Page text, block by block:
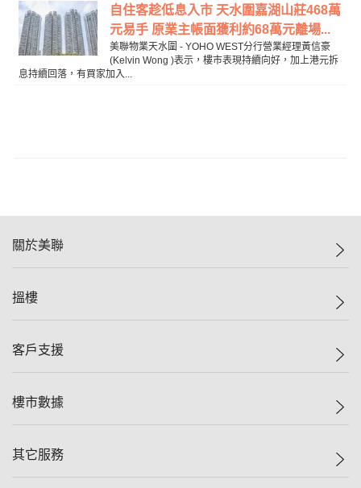
自住客趁低息入市 天水圍嘉湖山莊468萬
元易手 原業主帳面獲利約68萬元離場...
美聯物業天水圍 - YOHO WEST分行營業經理黃信豪
(Kelvin Wong )表示，樓市表現持續向好，加上港元拆
息持續回落，有買家加入...
關於美聯
美聯集團
人才招募
搵樓
一手新盤
減價
美聯豪宅
獨家樓盤
客戶支援
自助放盤
查詢熱線
樓市數據
樓價指數
其它服務